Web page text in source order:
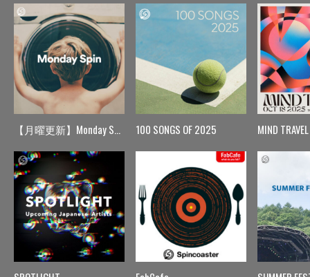
【月曜更新】Monday Spin 100 SONGS OF 2025 MIND TRAVEL